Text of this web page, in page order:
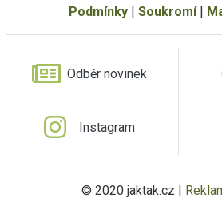
Podmínky| Soukromí|
Odběr novinek
Instagram
© 2020 jaktak.cz |